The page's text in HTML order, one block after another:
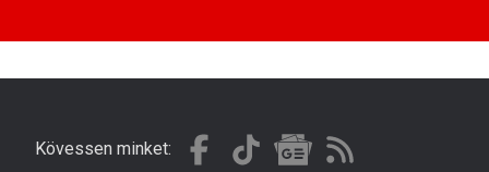
Kövessen minket: